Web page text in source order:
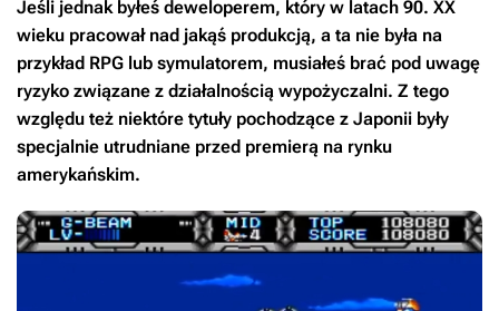
Jeśli jednak byłeś deweloperem, który w latach 90. XX
wieku pracował nad jakąś produkcją, a ta nie była na
przykład RPG lub symulatorem, musiałeś brać pod uwagę
ryzyko związane z działalnością wypożyczalni. Z tego
względu też niektóre tytuły pochodzące z Japonii były
specjalnie utrudniane przed premierą na rynku
amerykańskim.